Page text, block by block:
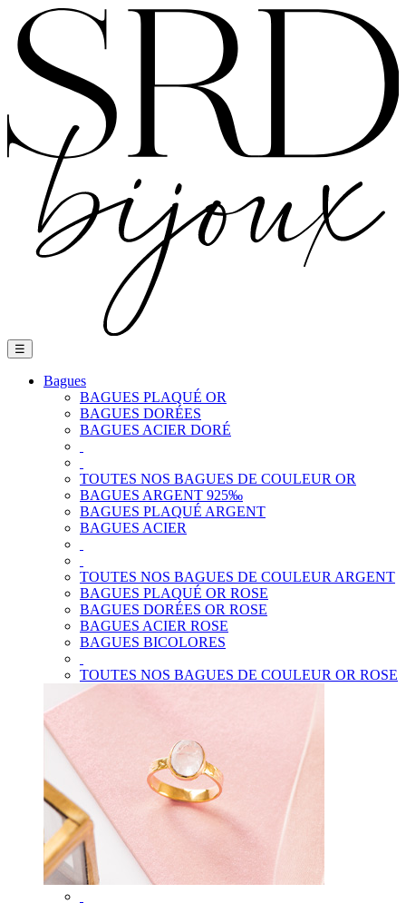
Basculer
la
navigation
☰
Bagues
BAGUES PLAQUÉ OR
BAGUES DORÉES
BAGUES ACIER DORÉ
TOUTES NOS BAGUES DE COULEUR OR
BAGUES ARGENT 925‰
BAGUES PLAQUÉ ARGENT
BAGUES ACIER
TOUTES NOS BAGUES DE COULEUR ARGENT
BAGUES PLAQUÉ OR ROSE
BAGUES DORÉES OR ROSE
BAGUES ACIER ROSE
BAGUES BICOLORES
TOUTES NOS BAGUES DE COULEUR OR ROSE